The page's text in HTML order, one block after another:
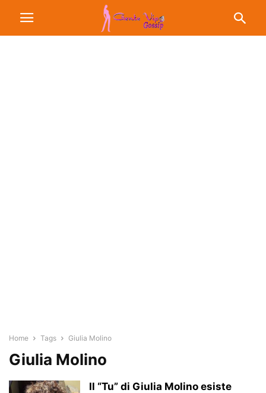
Home Tags Giulia Molino
Giulia Molino
Il “Tu” di Giulia Molino esiste